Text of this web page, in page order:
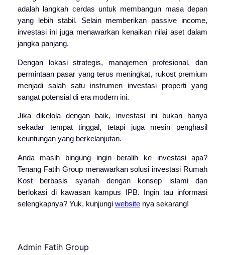
adalah langkah cerdas untuk membangun masa depan
yang lebih stabil. Selain memberikan passive income,
investasi ini juga menawarkan kenaikan nilai aset dalam
jangka panjang.
Dengan lokasi strategis, manajemen profesional, dan
permintaan pasar yang terus meningkat, rukost premium
menjadi salah satu instrumen investasi properti yang
sangat potensial di era modern ini.
Jika dikelola dengan baik, investasi ini bukan hanya
sekadar tempat tinggal, tetapi juga mesin penghasil
keuntungan yang berkelanjutan.
Anda masih bingung ingin beralih ke investasi apa?
Tenang Fatih Group menawarkan solusi investasi Rumah
Kost berbasis syariah dengan konsep islami dan
berlokasi di kawasan kampus IPB. Ingin tau informasi
selengkapnya? Yuk, kunjungi websitenya sekarang!
Admin Fatih Group